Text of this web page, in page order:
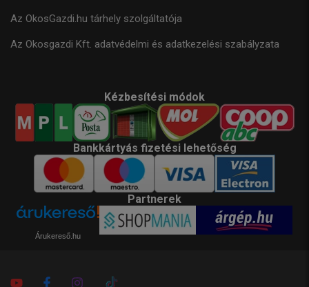
Az OkosGazdi.hu tárhely szolgáltatója
Az Okosgazdi Kft. adatvédelmi és adatkezelési szabályzata
Kézbesítési módok
Bankkártyás fizetési lehetőség
Partnerek
Árukereső.hu